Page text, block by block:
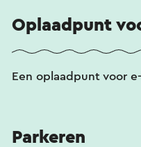
Oplaadpunt
Een oplaadpunt voor
Parkeren